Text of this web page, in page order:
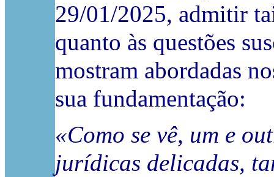
29/01/2025, admitir
quanto às questões
mostram abordadas
sua fundamentação:
«Como se vê, um e
jurídicas delicadas,